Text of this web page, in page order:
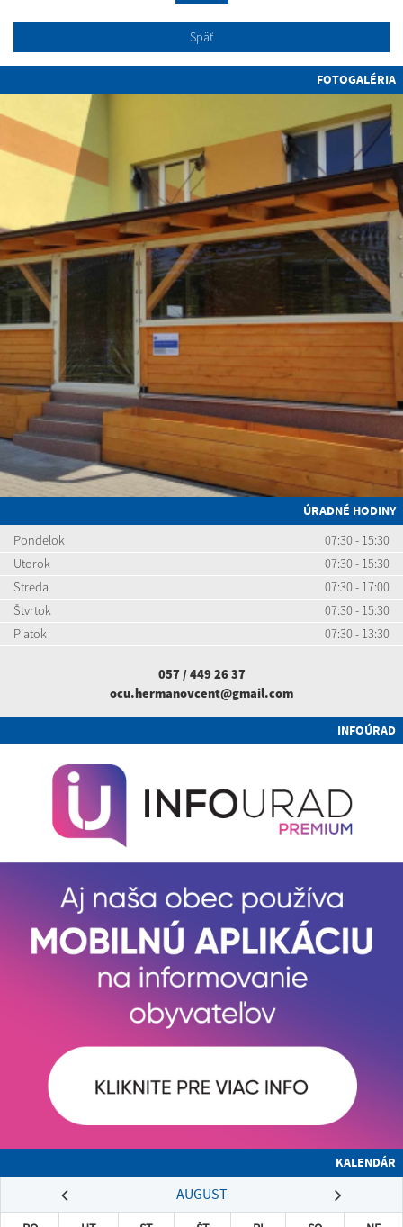
Späť
FOTOGALÉRIA
ÚRADNÉ HODINY
Pondelok
07:30 - 15:30
Utorok
07:30 - 15:30
Streda
07:30 - 17:00
Štvrtok
07:30 - 15:30
Piatok
07:30 - 13:30
057 / 449 26 37
ocu.hermanovcent@gmail.com
INFOÚRAD
KALENDÁR
AUGUST